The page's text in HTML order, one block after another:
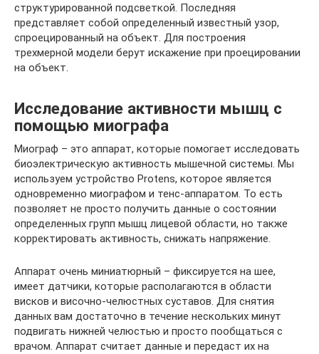
структурированной подсветкой. Последняя
представляет собой определенный известный узор,
спроецированный на объект. Для построения
трехмерной модели берут искажение при проецировании
на объект.
Исследование активности мышц с
помощью миографа
Миограф – это аппарат, которые помогает исследовать
биоэлектрическую активность мышечной системы. Мы
используем устройство Protens, которое является
одновременно миографом и тенс-аппаратом. То есть
позволяет не просто получить данные о состоянии
определенных групп мышц лицевой области, но также
корректировать активность, снижать напряжение.
Аппарат очень миниатюрный – фиксируется на шее,
имеет датчики, которые располагаются в области
висков и височно-челюстных суставов. Для снятия
данных вам достаточно в течение нескольких минут
подвигать нижней челюстью и просто пообщаться с
врачом. Аппарат считает данные и передаст их на